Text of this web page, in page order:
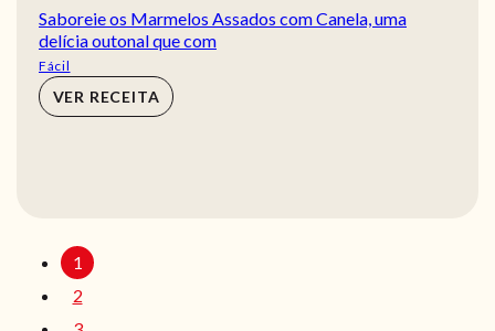
Saboreie os Marmelos Assados com Canela, uma
delícia outonal que com
Fácil
VER RECEITA
1
2